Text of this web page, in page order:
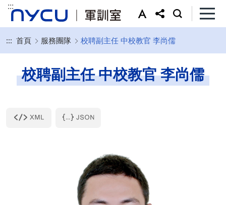
:::
::: 首頁 服務團隊 校聘副主任 中校教官 李尚儒
校聘副主任 中校教官 李尚儒